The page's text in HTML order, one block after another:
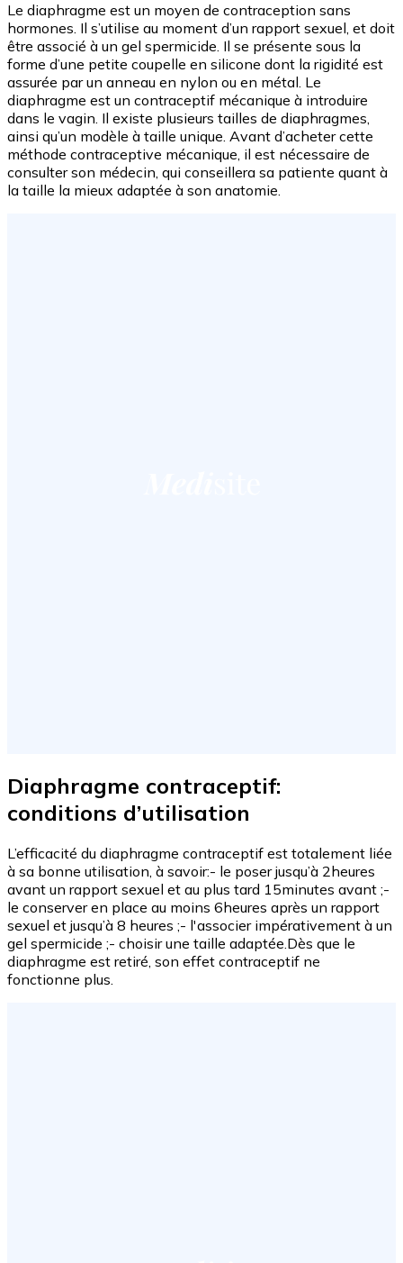
Le diaphragme est un moyen de contraception sans
hormones. Il s’utilise au moment d’un rapport sexuel, et doit
être associé à un gel spermicide. Il se présente sous la
forme d’une petite coupelle en silicone dont la rigidité est
assurée par un anneau en nylon ou en métal. Le
diaphragme est un contraceptif mécanique à introduire
dans le vagin. Il existe plusieurs tailles de diaphragmes,
ainsi qu’un modèle à taille unique. Avant d’acheter cette
méthode contraceptive mécanique, il est nécessaire de
consulter son médecin, qui conseillera sa patiente quant à
la taille la mieux adaptée à son anatomie.
Diaphragme contraceptif:
conditions d’utilisation
L’efficacité du diaphragme contraceptif est totalement liée
à sa bonne utilisation, à savoir:- le poser jusqu’à 2heures
avant un rapport sexuel et au plus tard 15minutes avant ;-
le conserver en place au moins 6heures après un rapport
sexuel et jusqu’à 8 heures ;- l'associer impérativement à un
gel spermicide ;- choisir une taille adaptée.Dès que le
diaphragme est retiré, son effet contraceptif ne
fonctionne plus.